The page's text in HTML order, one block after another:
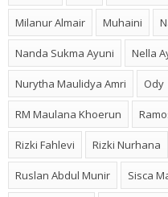
Milanur Almair Muhaini
Nanda Sukma Ayuni Nella
Nurytha Maulidya Amri Ody
RM Maulana Khoerun
Rizki Fahlevi Rizki Nurhana
Ruslan Abdul Munir Sisca